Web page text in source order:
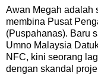
Awan Megah adalah
membina Pusat
(Puspahanas). Baru
Umno Malaysia
NFC, kini seorang
dengan skandal